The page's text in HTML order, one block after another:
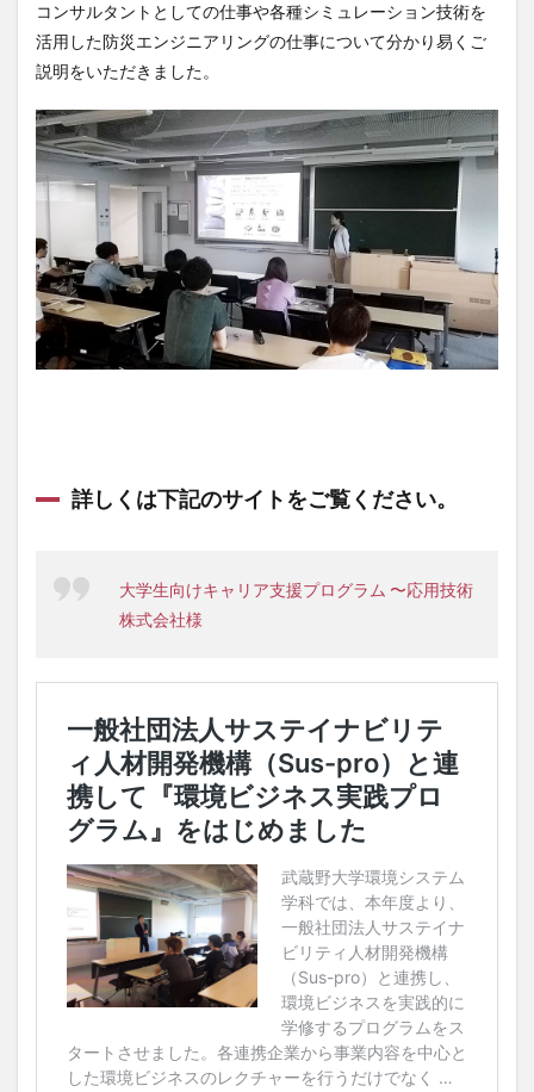
コンサルタントとしての仕事や各種シミュレーション技術を
活用した防災エンジニアリングの仕事について分かり易くご
説明をいただきました。
詳しくは下記のサイトをご覧ください。
大学生向けキャリア支援プログラム 〜応用技術
株式会社様